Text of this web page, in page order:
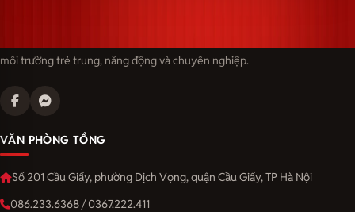
môi trường trẻ trung, năng động và chuyên nghiệp.
VĂN PHÒNG TỔNG
Số 201 Cầu Giấy, phường Dịch Vọng, quận Cầu Giấy, TP Hà Nội
086.233.6368 / 0367.222.411